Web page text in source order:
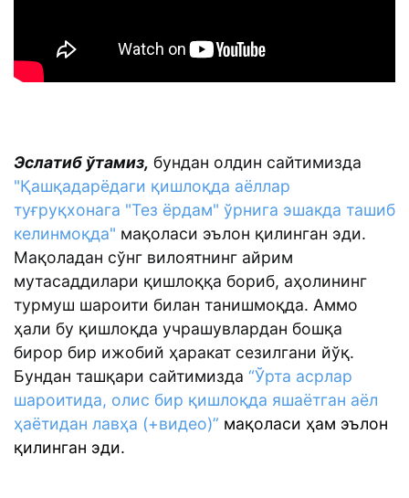
Эслатиб ўтамиз, бундан олдин сайтимизда
"Қашқадарёдаги қишлоқда аёллар
туғруқхонага "Тез ёрдам" ўрнига эшакда ташиб
келинмоқда" мақоласи эълон қилинган эди.
Мақоладан сўнг вилоятнинг айрим
мутасаддилари қишлоққа бориб, аҳолининг
турмуш шароити билан танишмоқда. Аммо
ҳали бу қишлоқда учрашувлардан бошқа
бирор бир ижобий ҳаракат сезилгани йўқ.
Бундан ташқари сайтимизда “Ўрта асрлар
шароитида, олис бир қишлоқда яшаётган аёл
ҳаётидан лавҳа (+видео)” мақоласи ҳам эълон
қилинган эди.